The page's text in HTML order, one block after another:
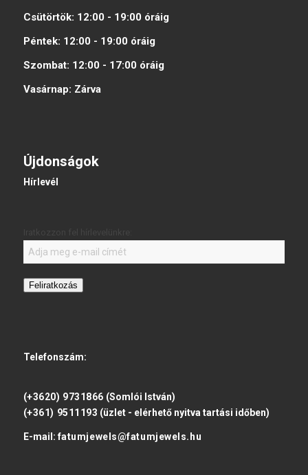
Csütörtök: 12:00 - 19:00 óráig
Péntek: 12:00 - 19:00 óráig
Szombat: 12:00 - 17:00 óráig
Vasárnap: Zárva
Újdonságok
Hírlevél
Feliratkozás
Telefonszám:
(+3620) 9731866 (Somlói István)
(+361) 9511193 (üzlet - elérhető nyitva tartási időben)
E-mail: fatumjewels@fatumjewels.hu